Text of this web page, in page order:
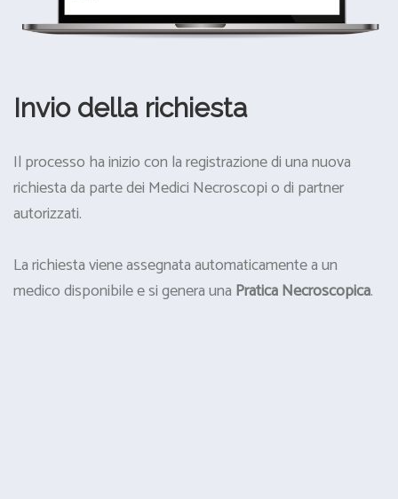
Invio della richiesta
Il processo ha inizio con la registrazione di una nuova
richiesta da parte dei Medici Necroscopi o di partner
autorizzati.
La richiesta viene assegnata automaticamente a un
medico disponibile e si genera una Pratica Necroscopica.